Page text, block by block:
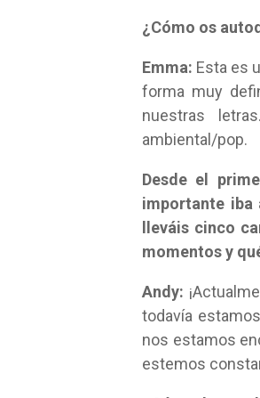
¿Cómo os
Emma: Esta es
forma muy
nuestras
ambiental/pop.
Desde el
importante iba
lleváis cinco
momentos y
Andy:
todavía
nos estamos
estemos